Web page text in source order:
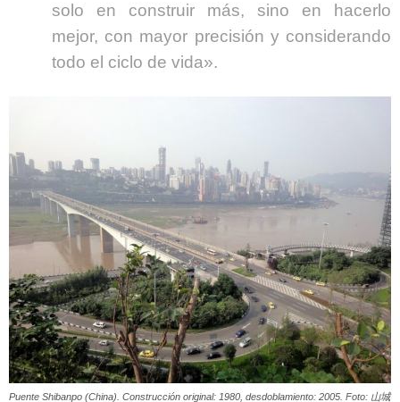
solo en construir más, sino en hacerlo
mejor, con mayor precisión y considerando
todo el ciclo de vida».
Puente Shibanpo (China). Construcción original: 1980, desdoblamiento: 2005. Foto: 山城